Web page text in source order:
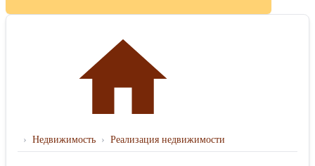
› Недвижимость › Реализация недвижимости